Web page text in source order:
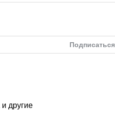
Подписаться
и другие